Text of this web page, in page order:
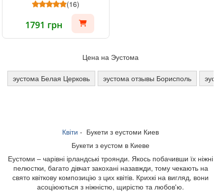
(16)
1791 грн
Цена на Эустома
эустома Белая Церковь эустома отзывы Борисполь
Квіти - Букети з еустоми Киев
Букети з еустом в Киеве
Еустоми – чарівні ірландські троянди. Якось побачивши їх ніжні
пелюстки, багато дівчат закохані назавжди, тому чекають на
свято квіткову композицію з цих квітів. Крихкі на вигляд, вони
асоціюються з ніжністю, щирістю та любов'ю.